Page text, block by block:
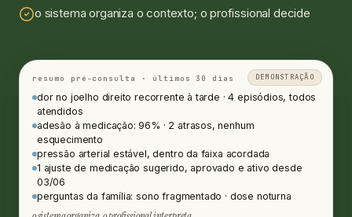
DEMONSTRAÇÃO
resumo pré-consulta · últimos 30 dias
dor no joelho direito recorrente à tarde · 4 episódios, todos
atendidos
adesão à medicação: 96% · 2 atrasos, nenhum
esquecimento
pressão arterial estável, dentro da faixa acordada
1 ajuste de medicação sugerido, aprovado e ativo desde
03/06
perguntas da família: sono fragmentado · dose noturna
o sistema organiza o contexto; o profissional decide